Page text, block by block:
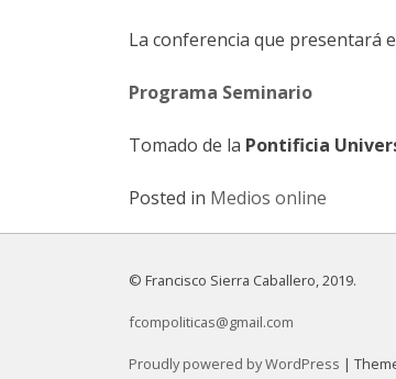
La conferencia que presentará
Programa Seminario
Tomado de la Pontificia
Posted in Medios online
© Francisco Sierra Caballero, 2019.
fcompoliticas@gmail.com
Proudly powered by WordPress |